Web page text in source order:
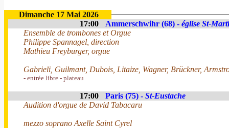
Dimanche 17 Mai 2026
17:00
Ammerschwihr (68) - église St-
Ensemble de trombones et Orgue
Philippe Spannagel, direction
Mathieu Freyburger, orgue
Gabrieli, Guilmant, Dubois, Litaize, Wagner, Brückner,
- entrée libre - plateau
17:00 Paris (75) - St-Eustache
Audition d'orgue de David Tabacaru
mezzo soprano Axelle Saint Cyrel